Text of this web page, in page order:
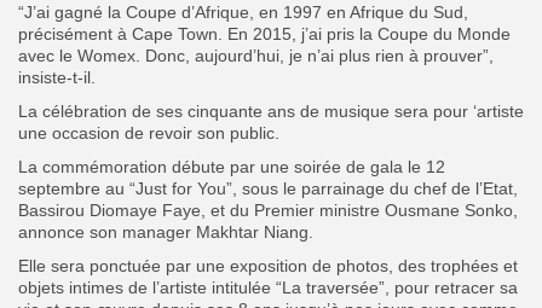
“J’ai gagné la Coupe d’Afrique, en 1997 en Afrique du Sud,
précisément à Cape Town. En 2015, j’ai pris la Coupe du Monde
avec le Womex. Donc, aujourd’hui, je n’ai plus rien à prouver”,
insiste-t-il.
La célébration de ses cinquante ans de musique sera pour ‘artiste
une occasion de revoir son public.
La commémoration débute par une soirée de gala le 12
septembre au “Just for You”, sous le parrainage du chef de l’Etat,
Bassirou Diomaye Faye, et du Premier ministre Ousmane Sonko,
annonce son manager Makhtar Niang.
Elle sera ponctuée par une exposition de photos, des trophées et
objets intimes de l’artiste intitulée “La traversée”, pour retracer sa